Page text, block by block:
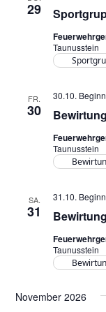
29
Taunusstein
FR.
30
30.10.
Taunusstein
SA.
31
31.10.
Taunusstein
November 2026